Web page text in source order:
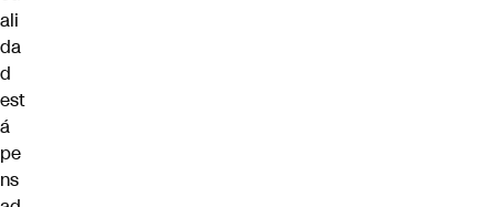
ali
da
d
est
á
pe
ns